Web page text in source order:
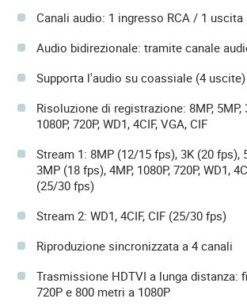
Canali audio: 1 ingresso RCA / 1 uscita
Audio bidirezionale: tramite canale
Supporta l'audio su coassiale (4 uscite)
Risoluzione di registrazione: 8MP, 5MP,
1080P, 720P, WD1, 4CIF, VGA, CIF
Stream 1: 8MP (12/15 fps), 3K (20 fps),
3MP (18 fps), 4MP, 1080P, 720P, WD1,
(25/30 fps)
Stream 2: WD1, 4CIF, CIF (25/30 fps)
Riproduzione sincronizzata a 4 canali
Trasmissione HDTVI a lunga distanza:
720P e 800 metri a 1080P